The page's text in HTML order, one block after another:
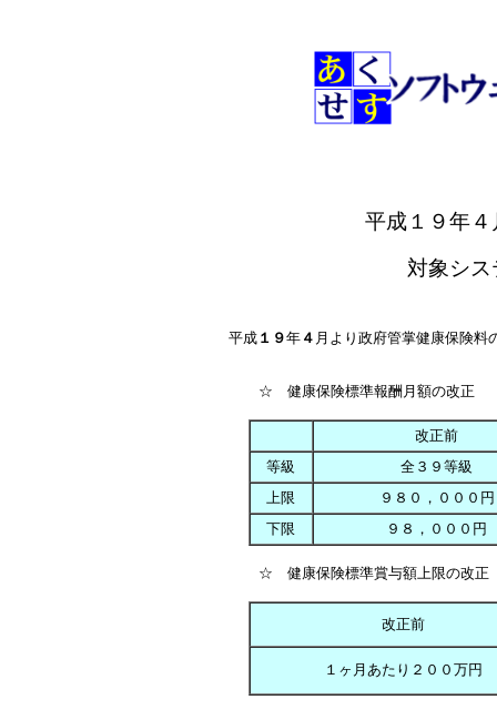
平成１９年
対象シ
平成 １９年 ４ 月より政府管掌健康保険料
☆ 健康保険標準報酬月額の改正
改正前
等級
全３９等級
上限
９８０，０００円
下限
９８，０００円
☆ 健康保険標準賞与額上限の改正
改正前
１ヶ月あたり２００万円